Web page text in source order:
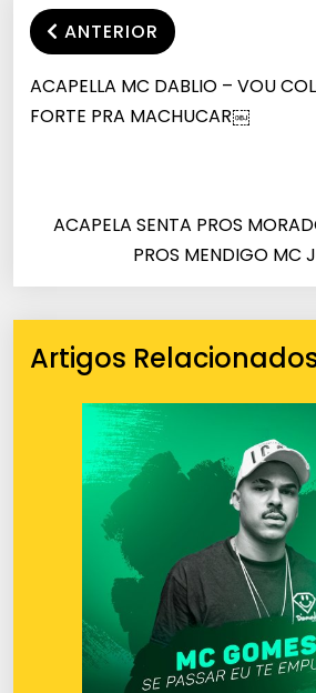
ANTERIOR
ACAPELLA MC DABLIO – VOU
FORTE PRA MACHUCAR￼
ACAPELA SENTA PROS
PROS MENDIGO MC
Artigos